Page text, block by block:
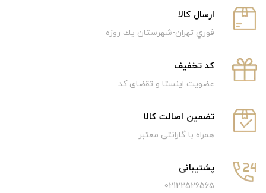
ارسال كالا
فوري تهران-شهرستان يك روزه
كد تخفيف
عضویت اینستا و تقضای کد
تضمین اصالت کالا
همراه با گارانتی معتبر
پشتیبانی
02122526565